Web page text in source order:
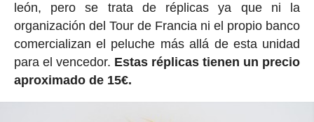
león, pero se trata de réplicas ya que ni la
organización del Tour de Francia ni el propio banco
comercializan el peluche más allá de esta unidad
para el vencedor. Estas réplicas tienen un precio
aproximado de 15€.